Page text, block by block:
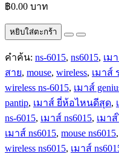
฿0.00 บาท
หยิบใส่ตะกร้า
คำค้น: ns-6015, ns6015, เม
สาย, mouse, wireless, เมาส์
wireless ns-6015, เมาส์
pantip, เมาส์ ยี่ห้อไหนดีสุด,
ns-6015, เมาส์ ns6015, เมา
เมาส์ ns6015, mouse ns6015,
wireless ns6015, เมาส์